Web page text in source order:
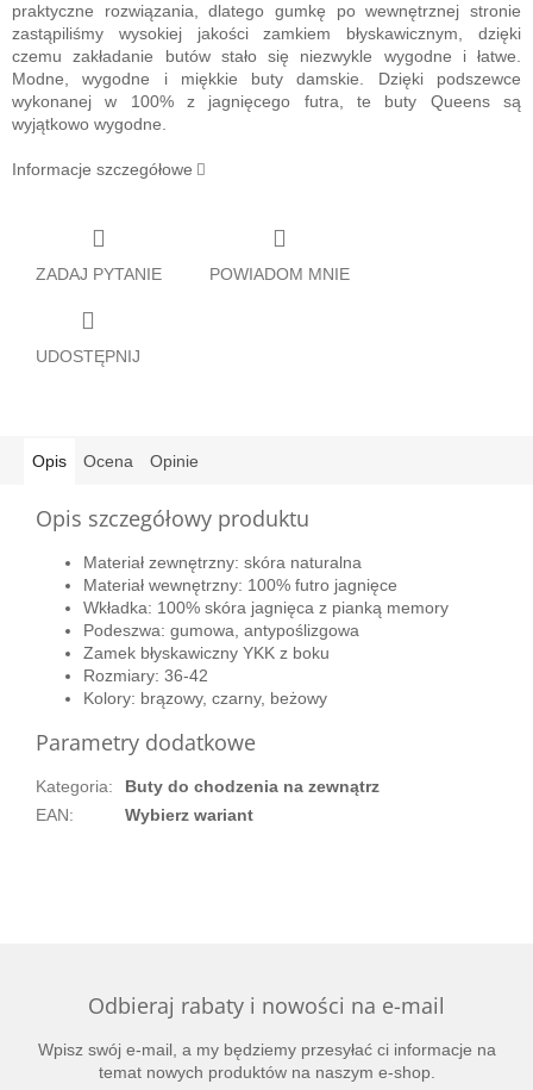
praktyczne rozwiązania, dlatego gumkę po wewnętrznej stronie
zastąpiliśmy wysokiej jakości zamkiem błyskawicznym, dzięki
czemu zakładanie butów stało się niezwykle wygodne i łatwe.
Modne, wygodne i miękkie buty damskie. Dzięki podszewce
wykonanej w 100% z jagnięcego futra, te buty Queens są
wyjątkowo wygodne.
Informacje szczegółowe
ZADAJ PYTANIE POWIADOM MNIE
UDOSTĘPNIJ
Opis Ocena Opinie
Opis szczegółowy produktu
Materiał zewnętrzny: skóra naturalna
Materiał wewnętrzny: 100% futro jagnięce
Wkładka: 100% skóra jagnięca z pianką memory
Podeszwa: gumowa, antypoślizgowa
Zamek błyskawiczny YKK z boku
Rozmiary: 36-42
Kolory: brązowy, czarny, beżowy
Parametry dodatkowe
Kategoria:
Buty do chodzenia na zewnątrz
EAN: Wybierz wariant
Odbieraj rabaty i nowości na e-mail
Wpisz swój e-mail, a my będziemy przesyłać ci informacje na
temat nowych produktów na naszym e-shop.